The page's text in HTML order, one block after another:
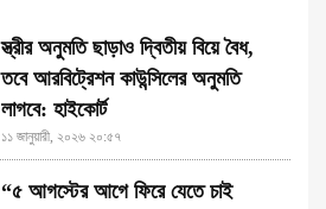
স্ত্রীর অনুমতি ছাড়াও দ্বিতীয় বিয়ে বৈধ,
তবে আরবিট্রেশন কাউন্সিলের অনুমতি
লাগবে: হাইকোর্ট
১১ জানুয়ারী, ২০২৬ ২০:৫৭
“৫ আগস্টের আগে ফিরে যেতে চাই